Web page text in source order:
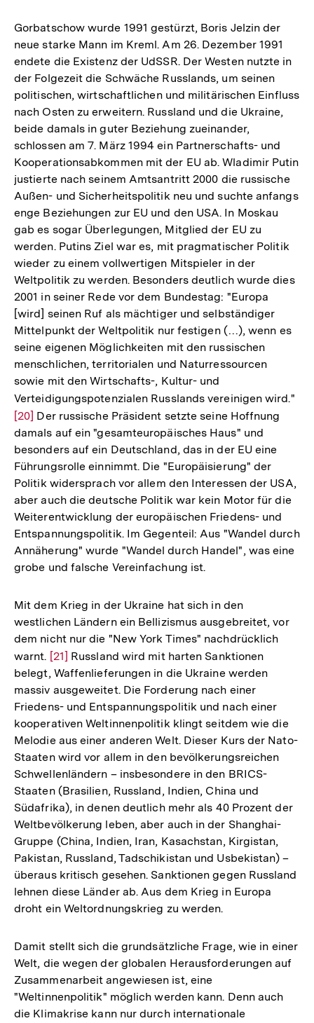
der
Fußnote
Gorbatschow wurde 1991 gestürzt, Boris Jelzin der
neue starke Mann im Kreml. Am 26. Dezember 1991
endete die Existenz der UdSSR. Der Westen nutzte in
der Folgezeit die Schwäche Russlands, um seinen
politischen, wirtschaftlichen und militärischen Einfluss
nach Osten zu erweitern. Russland und die Ukraine,
beide damals in guter Beziehung zueinander,
schlossen am 7. März 1994 ein Partnerschafts- und
Kooperationsabkommen mit der EU ab. Wladimir Putin
justierte nach seinem Amtsantritt 2000 die russische
Außen- und Sicherheitspolitik neu und suchte anfangs
enge Beziehungen zur EU und den USA. In Moskau
gab es sogar Überlegungen, Mitglied der EU zu
werden. Putins Ziel war es, mit pragmatischer Politik
wieder zu einem vollwertigen Mitspieler in der
Weltpolitik zu werden. Besonders deutlich wurde dies
2001 in seiner Rede vor dem Bundestag: "Europa
[wird] seinen Ruf als mächtiger und selbständiger
Mittelpunkt der Weltpolitik nur festigen (…), wenn es
seine eigenen Möglichkeiten mit den russischen
menschlichen, territorialen und Naturressourcen
sowie mit den Wirtschafts-, Kultur- und
Verteidigungspotenzialen Russlands vereinigen wird."
[20] Der russische Präsident setzte seine Hoffnung
damals auf ein "gesamteuropäisches Haus" und
besonders auf ein Deutschland, das in der EU eine
Führungsrolle einnimmt. Die "Europäisierung" der
Politik widersprach vor allem den Interessen der USA,
aber auch die deutsche Politik war kein Motor für die
Weiterentwicklung der europäischen Friedens- und
Entspannungspolitik. Im Gegenteil: Aus "Wandel durch
Annäherung" wurde "Wandel durch Handel", was eine
grobe und falsche Vereinfachung ist.
Mit dem Krieg in der Ukraine hat sich in den
westlichen Ländern ein Bellizismus ausgebreitet, vor
dem nicht nur die "New York Times" nachdrücklich
warnt. Zur
Auflösung
der
Fußnote
[21] Russland wird mit harten Sanktionen
belegt, Waffenlieferungen in die Ukraine werden
massiv ausgeweitet. Die Forderung nach einer
Friedens- und Entspannungspolitik und nach einer
kooperativen Weltinnenpolitik klingt seitdem wie die
Melodie aus einer anderen Welt. Dieser Kurs der Nato-
Staaten wird vor allem in den bevölkerungsreichen
Schwellenländern – insbesondere in den BRICS-
Staaten (Brasilien, Russland, Indien, China und
Südafrika), in denen deutlich mehr als 40 Prozent der
Weltbevölkerung leben, aber auch in der Shanghai-
Gruppe (China, Indien, Iran, Kasachstan, Kirgistan,
Pakistan, Russland, Tadschikistan und Usbekistan) –
überaus kritisch gesehen. Sanktionen gegen Russland
lehnen diese Länder ab. Aus dem Krieg in Europa
droht ein Weltordnungskrieg zu werden.
Damit stellt sich die grundsätzliche Frage, wie in einer
Welt, die wegen der globalen Herausforderungen auf
Zusammenarbeit angewiesen ist, eine
"Weltinnenpolitik" möglich werden kann. Denn auch
die Klimakrise kann nur durch internationale